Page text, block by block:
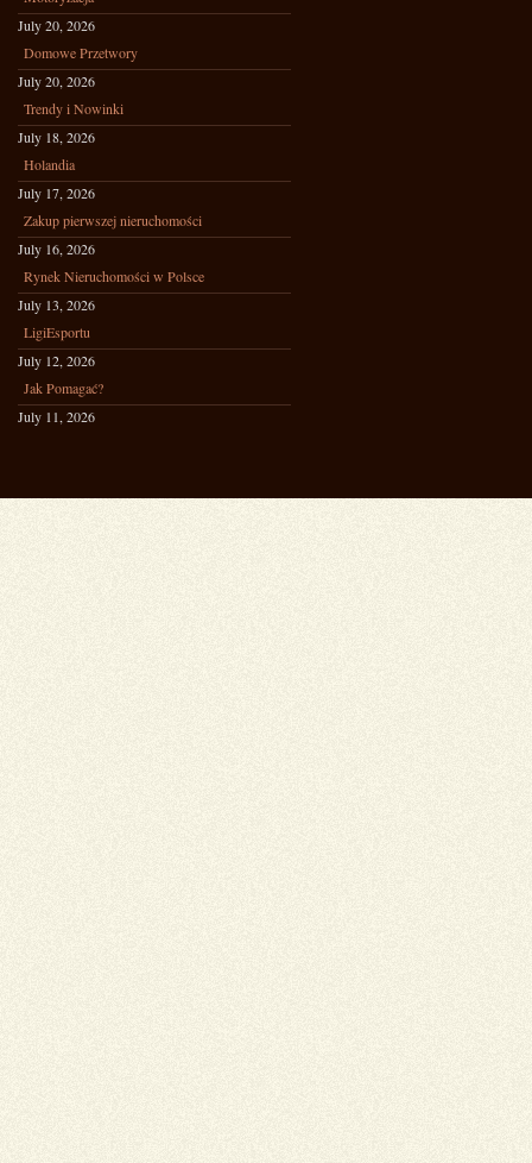
July 20, 2026
Domowe Przetwory
July 20, 2026
Trendy i Nowinki
July 18, 2026
Holandia
July 17, 2026
Zakup pierwszej nieruchomości
July 16, 2026
Rynek Nieruchomości w Polsce
July 13, 2026
LigiEsportu
July 12, 2026
Jak Pomagać?
July 11, 2026